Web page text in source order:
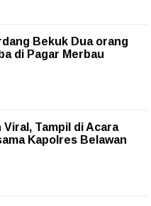
Bekuk Dua orang
di Pagar Merbau
Viral, Tampil di Acara
Kapolres Belawan